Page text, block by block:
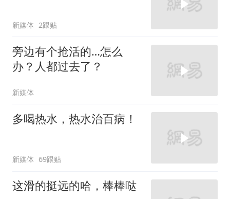
新媒体 2跟贴
旁边有个抢活的…怎么
办？人都过去了？
新媒体
多喝热水，热水治百病！
新媒体 69跟贴
这滑的挺远的哈，棒棒哒